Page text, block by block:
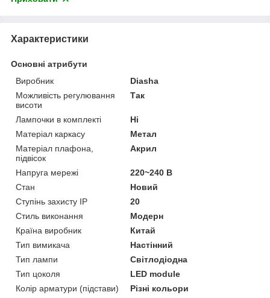
Характеристики
Основні атрибути
Виробник
Diasha
Можливість регулювання
висоти
Так
Лампочки в комплекті
Ні
Матеріал каркасу
Метал
Матеріал плафона,
підвісок
Акрил
Напруга мережі
220~240 В
Стан
Новий
Ступінь захисту IP
20
Стиль виконання
Модерн
Країна виробник
Китай
Тип вимикача
Настінний
Тип лампи
Світлодіодна
Тип цоколя
LED module
Колір арматури (підстави)
Різні кольори